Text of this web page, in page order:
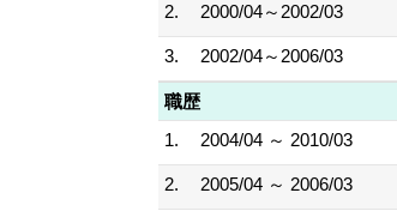
2. 2000/04～2002/03
3. 2002/04～2006/03
職歴
1.
2004/04 ～ 2010/03
2. 2005/04 ～ 2006/03